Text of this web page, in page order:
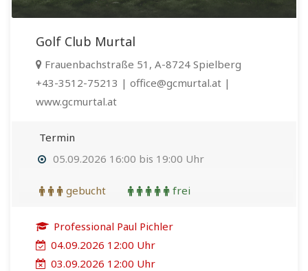
Golf Club Murtal
Frauenbachstraße 51, A-8724 Spielberg
+43-3512-75213 | office@gcmurtal.at |
www.gcmurtal.at
Termin
05.09.2026 16:00 bis 19:00 Uhr
gebucht frei
Professional Paul Pichler
04.09.2026 12:00 Uhr
03.09.2026 12:00 Uhr